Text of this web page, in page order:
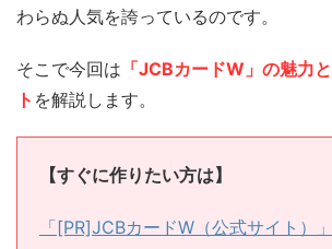
わらぬ人気を誇っているのです。
そこで今回は 「JCBカードW」の魅力
ト を解説します。
【すぐに作りたい方は】
「[PR]JCBカードW（公式サイト）」